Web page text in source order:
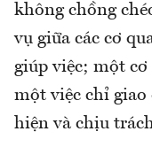
không chồng
vụ giữa các cơ
giúp việc; một
một việc chỉ
hiện và chịu